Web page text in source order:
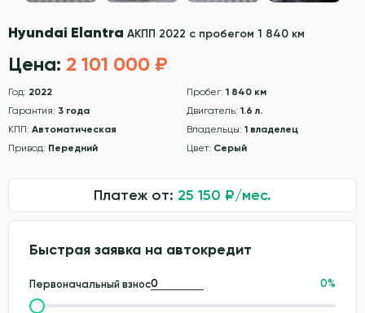
Hyundai Elantra АКПП 2022 с пробегом 1 840 км
Цена: 2 101 000 ₽
Год: 2022 Пробег: 1 840 км
Гарантия: 3 года Двигатель: 1.6 л.
КПП: Автоматическая Владельцы: 1 владелец
Привод: Передний Цвет: Серый
Платеж от: 25 150 ₽/мес.
Быстрая заявка на автокредит
Первоначальный взнос 0%